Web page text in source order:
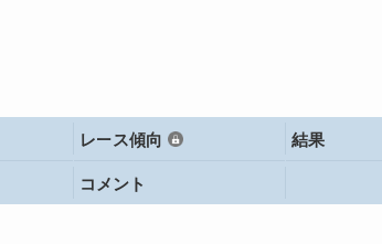
レース傾向
結果
コメント